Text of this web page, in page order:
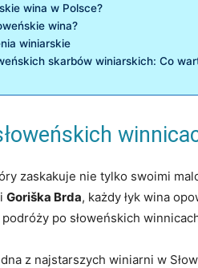
wina w Polsce?
wina?
‍winiarskie
skarbów winiarskich:⁤ Co
zaskakuje nie tylko swoimi
i Goriška Brda, każdy łyk wina
po słoweńskich
z najstarszych winiarni w